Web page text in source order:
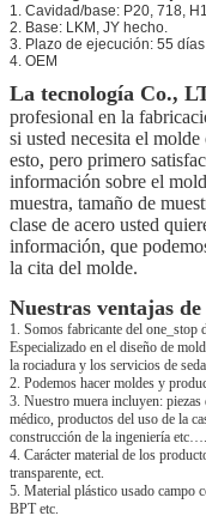
1. Cavidad/base: P20, 718,
2. Base: LKM, JY hecho.
3. Plazo de ejecución: 55 días
4. OEM
La tecnología Co.,
profesional en la
si usted necesita el
esto, pero primero
información sobre el
muestra, tamaño de
clase de acero usted
información, que
la cita del molde.
Nuestras ventajas
1. Somos fabricante del one_stop
Especializado en el diseño de
la rociadura y los servicios de
2. Podemos hacer moldes y
3. Nuestro muera incluyen:
médico, productos del uso de la
construcción de la ingeniería etc….
4. Carácter material de los
transparente, ect.
5. Material plástico usado
BPT etc.